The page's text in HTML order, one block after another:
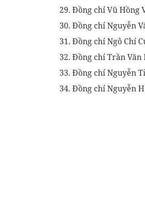
29. Đồng chí Vũ Hồng
30. Đồng chí Nguyễn
31. Đồng chí Ngô Chí
32. Đồng chí Trần
33. Đồng chí Nguyễn
34. Đồng chí Nguyễn